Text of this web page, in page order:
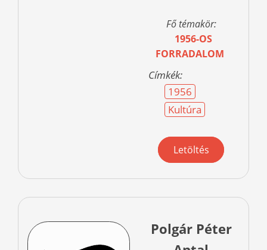
Fő témakör:
1956-OS
FORRADALOM
Címkék:
1956
Kultúra
Letöltés
Polgár Péter